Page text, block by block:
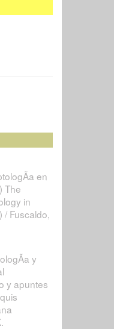
en
The
in
/ Fuscaldo,
y
y apuntes